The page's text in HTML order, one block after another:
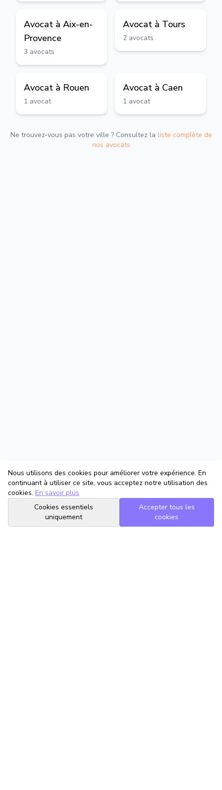
Avocat à Aix-en-
Provence
3 avocats
Avocat à Tours
2 avocats
Avocat à Rouen
1 avocat
Avocat à Caen
1 avocat
Ne trouvez-vous pas votre ville ? Consultez la liste complète de
nos avocats
Nous utilisons des cookies pour améliorer votre expérience. En
continuant à utiliser ce site, vous acceptez notre utilisation des
cookies. En savoir plus
Cookies essentiels
uniquement
Accepter tous les
cookies